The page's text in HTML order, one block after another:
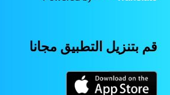
قم بتنزيل التطبيق مجانا